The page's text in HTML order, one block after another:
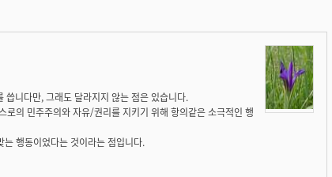
니다만, 그래도 달라지지 않는 점은 있습니다.
의 민주주의와 자유/권리를 지키기 위해 항의같은 소극적인 행
행동이었다는 것이라는 점입니다.